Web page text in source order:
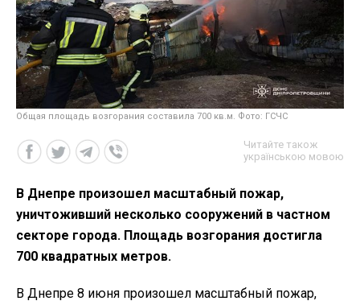
Общая площадь возгорания составила 700 кв.м. Фото: ГСЧС
Читайте також
українською мовою
В Днепре произошел масштабный пожар,
уничтоживший несколько сооружений в частном
секторе города. Площадь возгорания достигла
700 квадратных метров.
В Днепре 8 июня произошел масштабный пожар,